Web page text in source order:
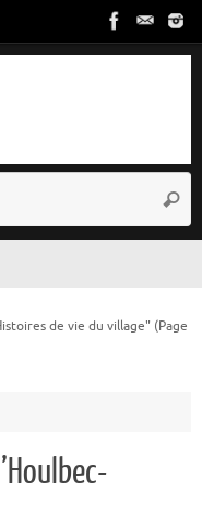
:
de vie du village" (Page